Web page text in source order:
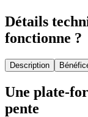
Détails
fonctionne ?
Description
Une plate-
pente